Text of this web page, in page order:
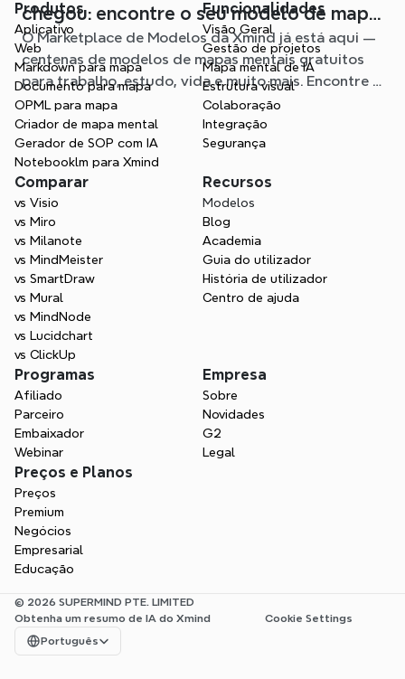
chegou: encontre o seu modelo de mapa
mental para qualquer situação
O Marketplace de Modelos da Xmind já está aqui —
centenas de modelos de mapas mentais gratuitos
para trabalho, estudo, vida e muito mais. Encontre o
ponto de partida ideal e evite a página em branco.
Produtos
Aplicativo
Web
Markdown para mapa
Documento para mapa
OPML para mapa
Criador de mapa mental
Gerador de SOP com IA
Notebooklm para Xmind
Funcionalidades
Visão Geral
Gestão de projetos
Mapa mental de IA
Estrutura visual
Colaboração
Integração
Segurança
Comparar
vs Visio
vs Miro
vs Milanote
vs MindMeister
vs SmartDraw
vs Mural
vs MindNode
vs Lucidchart
vs ClickUp
Recursos
Modelos
Blog
Academia
Guia do utilizador
História de utilizador
Centro de ajuda
Programas
Afiliado
Parceiro
Embaixador
Webinar
Empresa
Sobre
Novidades
G2
Legal
Preços e Planos
Preços
Premium
Negócios
Empresarial
Educação
© 2026 SUPERMIND PTE. LIMITED
Obtenha um resumo de IA do Xmind
Cookie Settings
Select Language
Português